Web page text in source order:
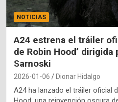
NOTICIAS
A24 estrena el tráiler
de Robin Hood’ dirigida
Sarnoski
2026-01-06 Dionar Hidalgo
A24 ha lanzado el tráiler oficial